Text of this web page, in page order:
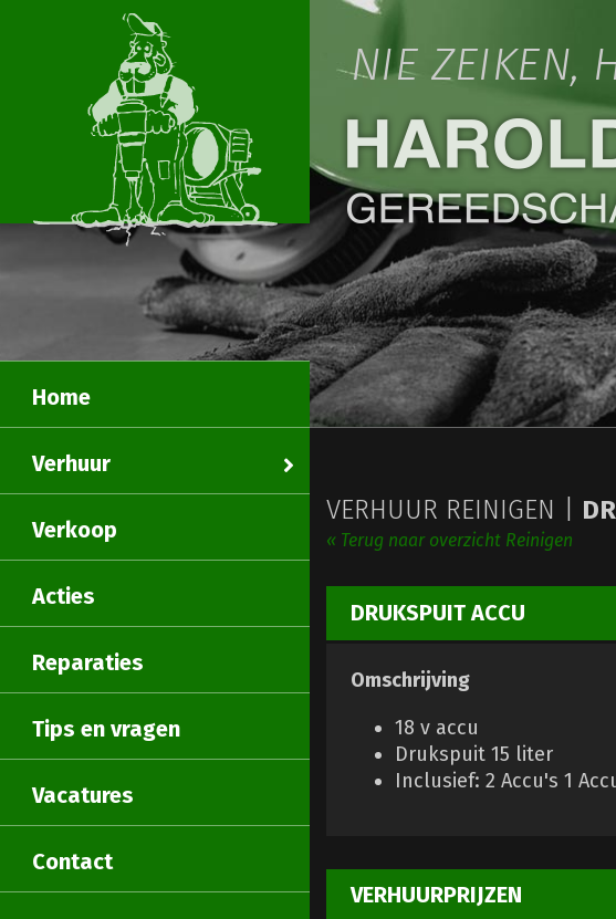
NIE ZEIKEN,
Home
Verhuur
Verkoop
Acties
Reparaties
Tips en vragen
Vacatures
Contact
VERHUUR REINIGEN |
« Terug naar overzicht Reinigen
DRUKSPUIT ACCU
Omschrijving
18 v accu
Drukspuit 15 liter
Inclusief: 2 Accu's 1
VERHUURPRIJZEN